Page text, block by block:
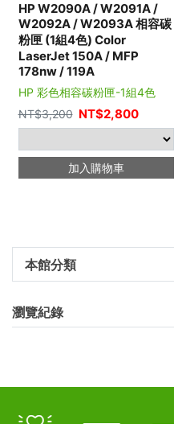
本館分類
瀏覽紀錄
HP W2090A / W2091A /
W2092A / W2093A 相容碳
粉匣 (1組4色) Color
LaserJet 150A / MFP
178nw / 119A
HP 彩色相容碳粉匣-1組4色
NT$3,200 NT$2,800
加入購物車